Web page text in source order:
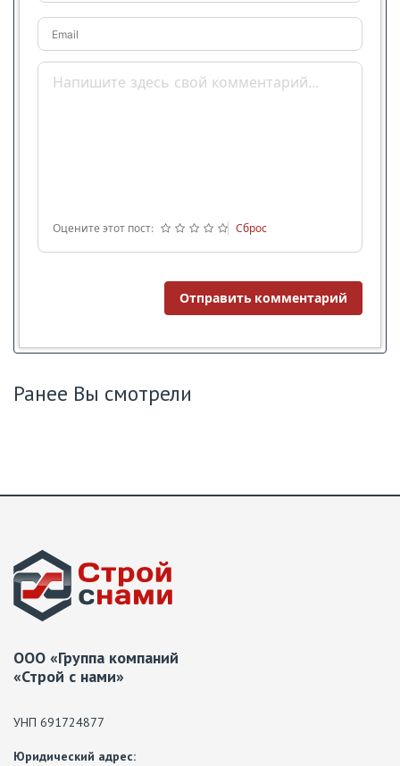
Email
Оцените этот пост: Сброс
Отправить комментарий
Ранее Вы смотрели
ООО «Группа компаний
«Строй с нами»
УНП 691724877
Юридический адрес: